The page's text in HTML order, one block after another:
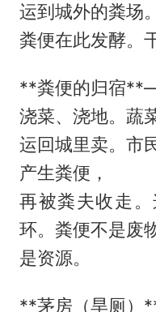
运到城外的粪场
粪便在此发酵。
**粪便的归宿
浇菜、浇地。蔬
运回城里卖。市
产生粪便，
再被粪夫收走
环。粪便不是废
是资源。
**茅房（旱厕）